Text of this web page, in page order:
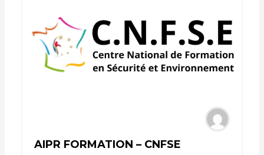
AIPR FORMATION – CNFSE